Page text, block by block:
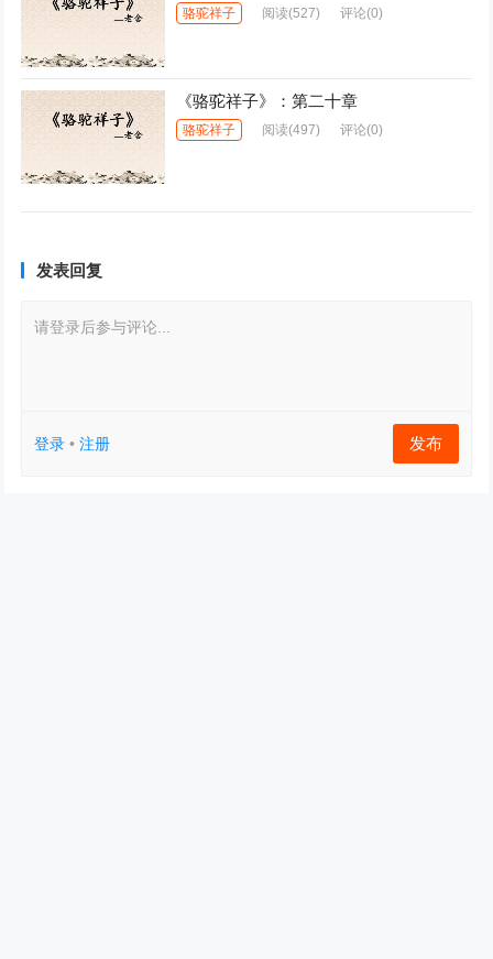
骆驼祥子 阅读(527) 评论(0)
《骆驼祥子》：第二十章
骆驼祥子 阅读(497) 评论(0)
发表回复
请登录后参与评论...
登录 •注册 发布